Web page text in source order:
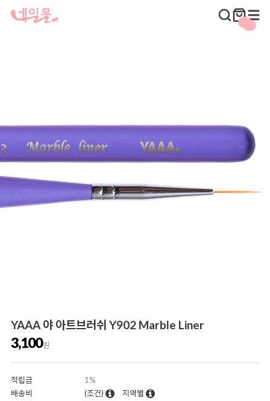
YAAA 야 아트브러쉬 Y902 Marble Liner
3,100원
적립금
1%
배송비
(조건)
지역별